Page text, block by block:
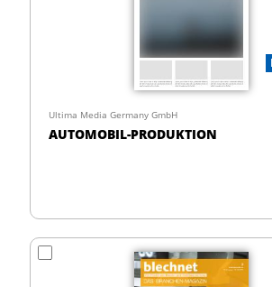
Ultima Media Germany GmbH
AUTOMOBIL-PRODUKTION